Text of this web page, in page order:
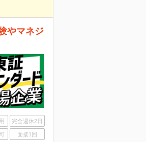
やマネジ
完全週休2日
面接1回